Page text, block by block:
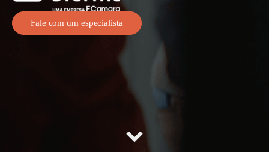
Fale com um especialista